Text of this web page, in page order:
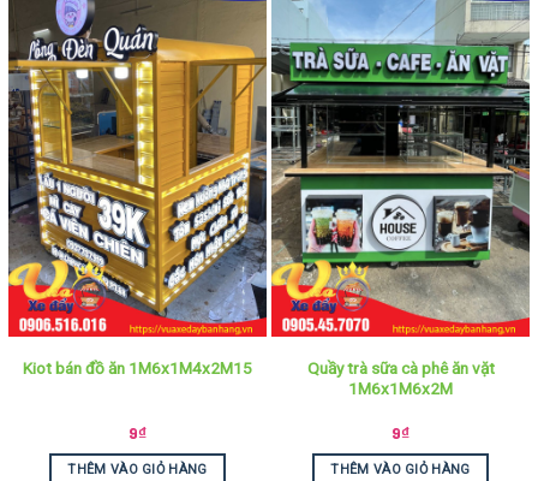
Kiot bán đồ ăn 1M6x1M4x2M15
9₫
THÊM VÀO GIỎ HÀNG
Quầy trà sữa cà phê ăn vặt
1M6x1M6x2M
9₫
THÊM VÀO GIỎ HÀNG